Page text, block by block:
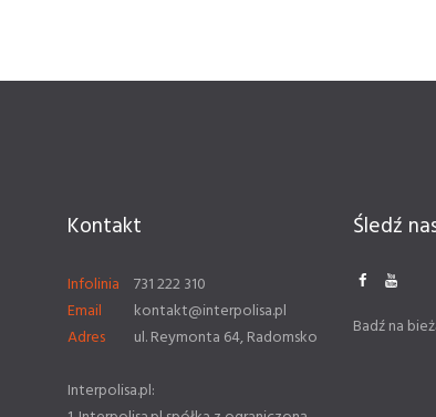
Kontakt
Infolinia
731 222 310
Email
kontakt@interpolisa.pl
Adres
ul. Reymonta 64, Radomsko
Interpolisa.pl:
Śledź
Badź na